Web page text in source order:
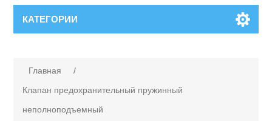
КАТЕГОРИИ
Главная
/
Клапан предохранительный пружинный
неполноподъемный